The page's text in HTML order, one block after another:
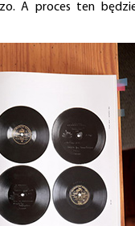
A proces ten